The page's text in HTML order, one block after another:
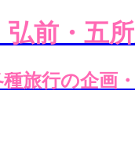
前・五
旅行の企画